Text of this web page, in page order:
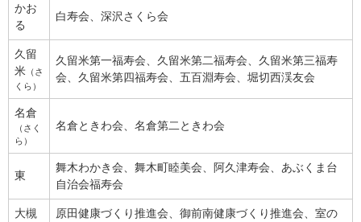
かお
る
白寿会、深沢さくら会
久留
米 （さ
くら）
久留米第一福寿会、久留米第二福寿会、久留米第三福寿
会、久留米第四福寿会、五百淵寿会、堀切西渓友会
名倉
（さく
ら）
名倉ときわ会、名倉第二ときわ会
東
舞木わかき会、舞木町睦美会、阿久津寿会、あぶくま台
自治会福寿会
大槻
原田健康づくり推進会、御前南健康づくり推進会、室の